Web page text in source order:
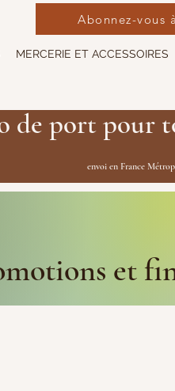
MERCERIE ET ACCESSOIRES
Abonnez-vous
de port pour
envoi en France
et